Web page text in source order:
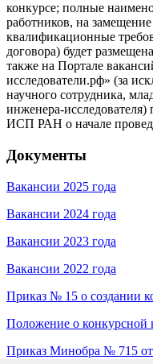
конкурсе; полные
работников, на
квалификационные
договора) будет
также на Портале
исследователи.рф» (за
научного сотрудника,
инженера-исследователя)
ИСП РАН о начале
Документы
Вакансии 2025 года
Вакансии 2024 года
Вакансии 2023 года
Вакансии 2022 года
Приказ № 15 о создании
Положение о конкурсной
Приказ Минобра № 715 от